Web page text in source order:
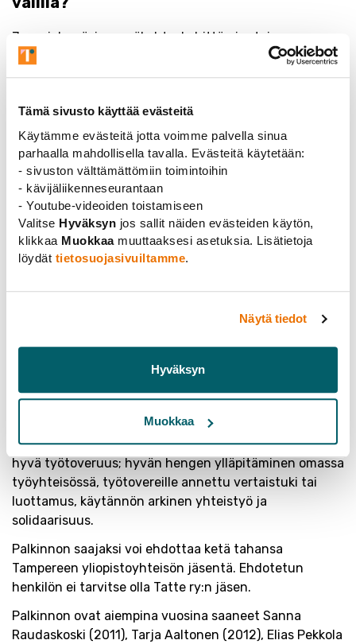
Tämä sivusto käyttää evästeitä
Käytämme evästeitä jotta voimme palvella sinua
parhaalla mahdollisella tavalla. Evästeitä käytetään:
- sivuston välttämättömiin toimintoihin
- kävijäliikenneseurantaan
- Youtube-videoiden toistamiseen
Valitse Hyväksyn jos sallit näiden evästeiden käytön,
klikkaa Muokkaamuuttaaksesi asetuksia. Lisätietoja
löydät tietosuojasivuiltamme.
Näytä tiedot
Hyväksyn
Muokkaa
Jos mielessäsi on epäkohta, kehittämis- tai
toimintaidea, matka idean toteuttamiseen ei ole pitkä.
Saat asiasi esille hallituksessa vuosikokousten välillä
puheenjohtajistoon. Jäsenet voivat myös liittyä
sellaiseen Tatten työryhmään, jossa käsitellään hänen
kiinnostuksen kohteita.
Voit tehdä asiastasi myös esityksen syys- tai
kevätkokoukselle tai lähteä mukaan seuraavaan
hallitukseen.
Tatten hallitus on aina avoin uusille ihmisille, ideoille ja
aloitteille!
Fenix Collegium -palkinto
Tatte ry perusti Fenix Collegium -palkinnon vuonna
2011, ja se jaetaan joka toinen vuosi. Palkinnolla
halutaan antaa tunnustusta Tampereen
yliopistoyhteisön jäsenelle, jotka ovat oman
työyhteisönsä tukipilareita. Palkinnon peruste ei ole
ansioituminen tieteentekemisessä, opetustehtävissä
tai muussa varsinaisessa työssä, vaan yksinkertaisesti
hyvä työtoveruus; hyvän hengen ylläpitäminen omassa
työyhteisössä, työtovereille annettu vertaistuki tai
luottamus, käytännön arkinen yhteistyö ja
solidaarisuus.
Palkinnon saajaksi voi ehdottaa ketä tahansa
Tampereen yliopistoyhteisön jäsentä. Ehdotetun
henkilön ei tarvitse olla Tatte ry:n jäsen.
Palkinnon ovat aiempina vuosina saaneet Sanna
Raudaskoski (2011), Tarja Aaltonen (2012), Elias Pekkola